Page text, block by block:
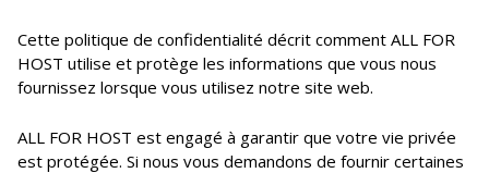
Cette politique de confidentialité décrit comment ALL FOR
HOST utilise et protège les informations que vous nous
fournissez lorsque vous utilisez notre site web.
ALL FOR HOST est engagé à garantir que votre vie privée
est protégée. Si nous vous demandons de fournir certaines